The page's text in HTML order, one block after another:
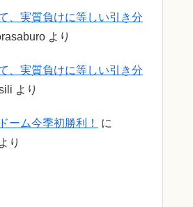
、実質負けに等しい引き分
より
、実質負けに等しい引き分
より
ーム今季初勝利！
に
より